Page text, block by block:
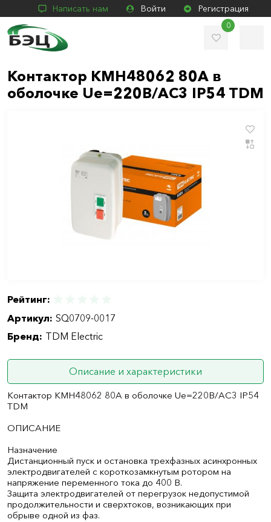
Написать нам Войти Регистрация
0
Контактор КМН48062 80А в
оболочке Ue=220В/АC3 IP54 TDM
Рейтинг:
Артикул: SQ0709-0017
Бренд: TDM Electric
Описание и характеристики
Контактор КМН48062 80А в оболочке Ue=220В/АC3 IP54
TDM
ОПИСАНИЕ
Назначение
Дистанционный пуск и остановка трехфазных асинхронных
электродвигателей с короткозамкнутым ротором на
напряжение переменного тока до 400 В.
Защита электродвигателей от перегрузок недопустимой
продолжительности и сверхтоков, возникающих при
обрыве одной из фаз.